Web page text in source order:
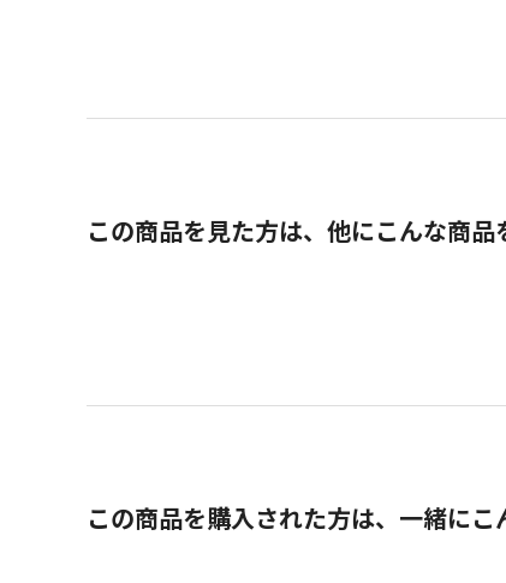
この商品を見た方は、他にこんな商品
この商品を購入された方は、一緒にこ